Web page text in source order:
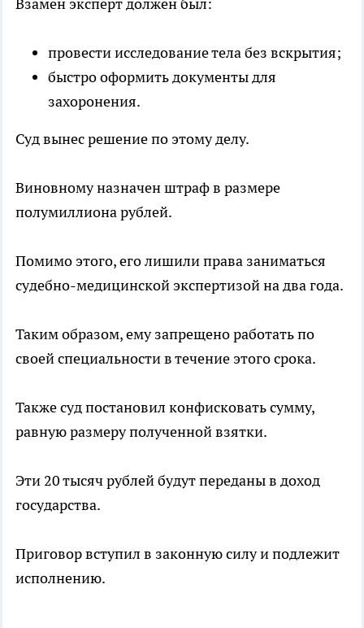
Взамен эксперт должен был:
провести исследование тела без вскрытия;
быстро оформить документы для
захоронения.
Суд вынес решение по этому делу.
Виновному назначен штраф в размере
полумиллиона рублей.
Помимо этого, его лишили права заниматься
судебно-медицинской экспертизой на два года.
Таким образом, ему запрещено работать по
своей специальности в течение этого срока.
Также суд постановил конфисковать сумму,
равную размеру полученной взятки.
Эти 20 тысяч рублей будут переданы в доход
государства.
Приговор вступил в законную силу и подлежит
исполнению.